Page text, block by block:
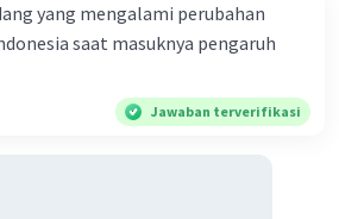
yang mengalami perubahan
saat masuknya pengaruh
Jawaban terverifikasi